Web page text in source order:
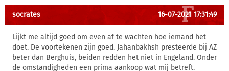
socrates 16-07-2021 17:31:49
Lijkt me altijd goed om even af te wachten hoe iemand het
doet. De voortekenen zijn goed. Jahanbakhsh presteerde bij AZ
beter dan Berghuis, beiden redden het niet in Engeland. Onder
de omstandigheden een prima aankoop wat mij betreft.